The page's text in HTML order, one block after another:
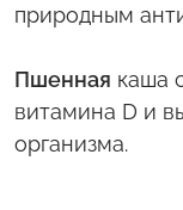
природным
Пшенная каша
витамина D и
организма.